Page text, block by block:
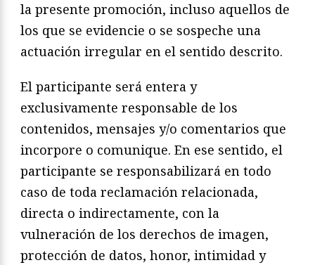
la presente promoción, incluso aquellos de
los que se evidencie o se sospeche una
actuación irregular en el sentido descrito.
El participante será entera y
exclusivamente responsable de los
contenidos, mensajes y/o comentarios que
incorpore o comunique. En ese sentido, el
participante se responsabilizará en todo
caso de toda reclamación relacionada,
directa o indirectamente, con la
vulneración de los derechos de imagen,
protección de datos, honor, intimidad y